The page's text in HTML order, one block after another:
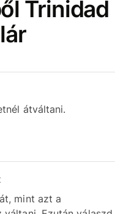
Trinidad
átváltani.
mint azt a